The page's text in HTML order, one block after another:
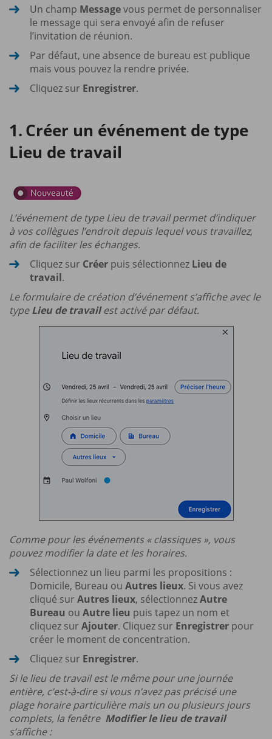
Un champ Messagevous permet de personnaliser
le message qui sera envoyé afin de refuser
l’invitation de réunion.
Par défaut, une absence de bureau est publique
mais vous pouvez la rendre privée.
Cliquez sur Enregistrer.
Créer un événement de type
Lieu de travail
L’événement de type Lieu de travail permet d’indiquer
à vos collègues l’endroit depuis lequel vous travaillez,
afin de faciliter les échanges.
Cliquez sur Créer puis sélectionnez Lieu de
travail.
Le formulaire de création d’événement s’affiche avec le
typeLieu de travailest activé par défaut.
Comme pour les événements « classiques », vous
pouvez modifier la date et les horaires.
Sélectionnez un lieu parmi les propositions :
Domicile, Bureau ou Autres lieux. Si vous avez
cliqué sur Autres lieux, sélectionnezAutre
Bureau ou Autre lieu puis tapez un nom et
cliquez sur Ajouter. Cliquez sur Enregistrer pour
créer le moment de concentration.
Cliquez sur Enregistrer.
Si le lieu de travail est le même pour une journée
entière, c’est-à-dire si vous n’avez pas précisé une
plage horaire particulière mais un ou plusieurs jours
complets, la fenêtre Modifier le lieu de travail
s’affiche :